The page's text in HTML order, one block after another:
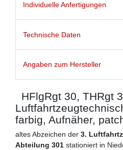
Individuelle Anfertigungen
Technische Daten
Angaben zum Hersteller
HFlgRgt 30, THRgt
farbig, Aufnäher,
altes Abzeichen der 3.
Abteilung 301 stationiert in